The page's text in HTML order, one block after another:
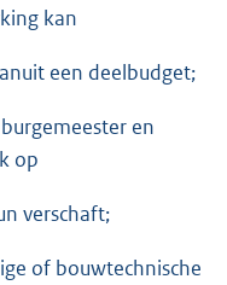
kan
een deelbudget;
en
op
verschaft;
of bouwtechnische